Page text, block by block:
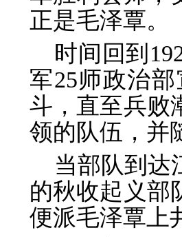
正是毛泽覃。
时间回到
军25师政治
斗，直至兵败
领的队伍，并
当部队到达
的秋收起义部
便派毛泽覃上